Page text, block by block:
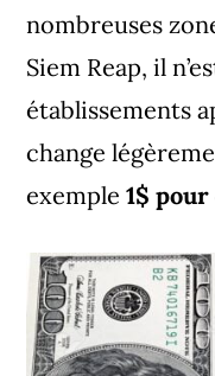
nombreuses
Siem Reap, il
établissements
change
exemple 1$